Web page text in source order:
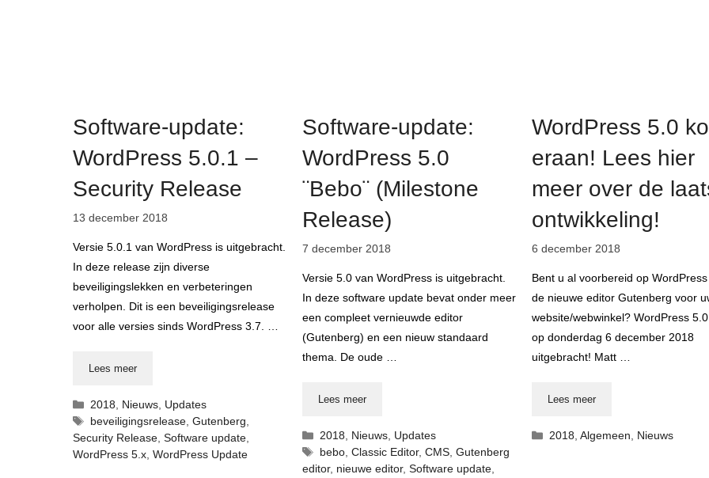
Software-update:
WordPress 5.0.1 –
Security Release
13 december 2018
Versie 5.0.1 van WordPress is uitgebracht.
In deze release zijn diverse
beveiligingslekken en verbeteringen
verholpen. Dit is een beveiligingsrelease
voor alle versies sinds WordPress 3.7. …
Lees meer
Categorieën
2018 Nieuws Updates
Tags
beveiligingsrelease ,Gutenberg
Security Release Software update
WordPress 5.x WordPress Update
Software-update:
WordPress 5.0
¨Bebo¨ (Milestone
Release)
7 december 2018
Versie 5.0 van WordPress is uitgebracht.
In deze software update bevat onder meer
een compleet vernieuwde editor
(Gutenberg) en een nieuw standaard
thema. De oude …
Lees meer
Categorieën
2018 Nieuws Updates
Tags
bebo ,Classic Editor,CMS ,Gutenberg
editor, nieuwe editor, Software update,
WordPress 5.0
eraan! Lees hier
meer over de
ontwikkeling!
6 december 2018
Bent u al voorbereid op
de nieuwe editor Gutenberg voor
website/webwinkel? WordPress
op donderdag 6 december 2018
uitgebracht! Matt …
Lees meer
Categorieën
2018 ,Algemeen Nieuws